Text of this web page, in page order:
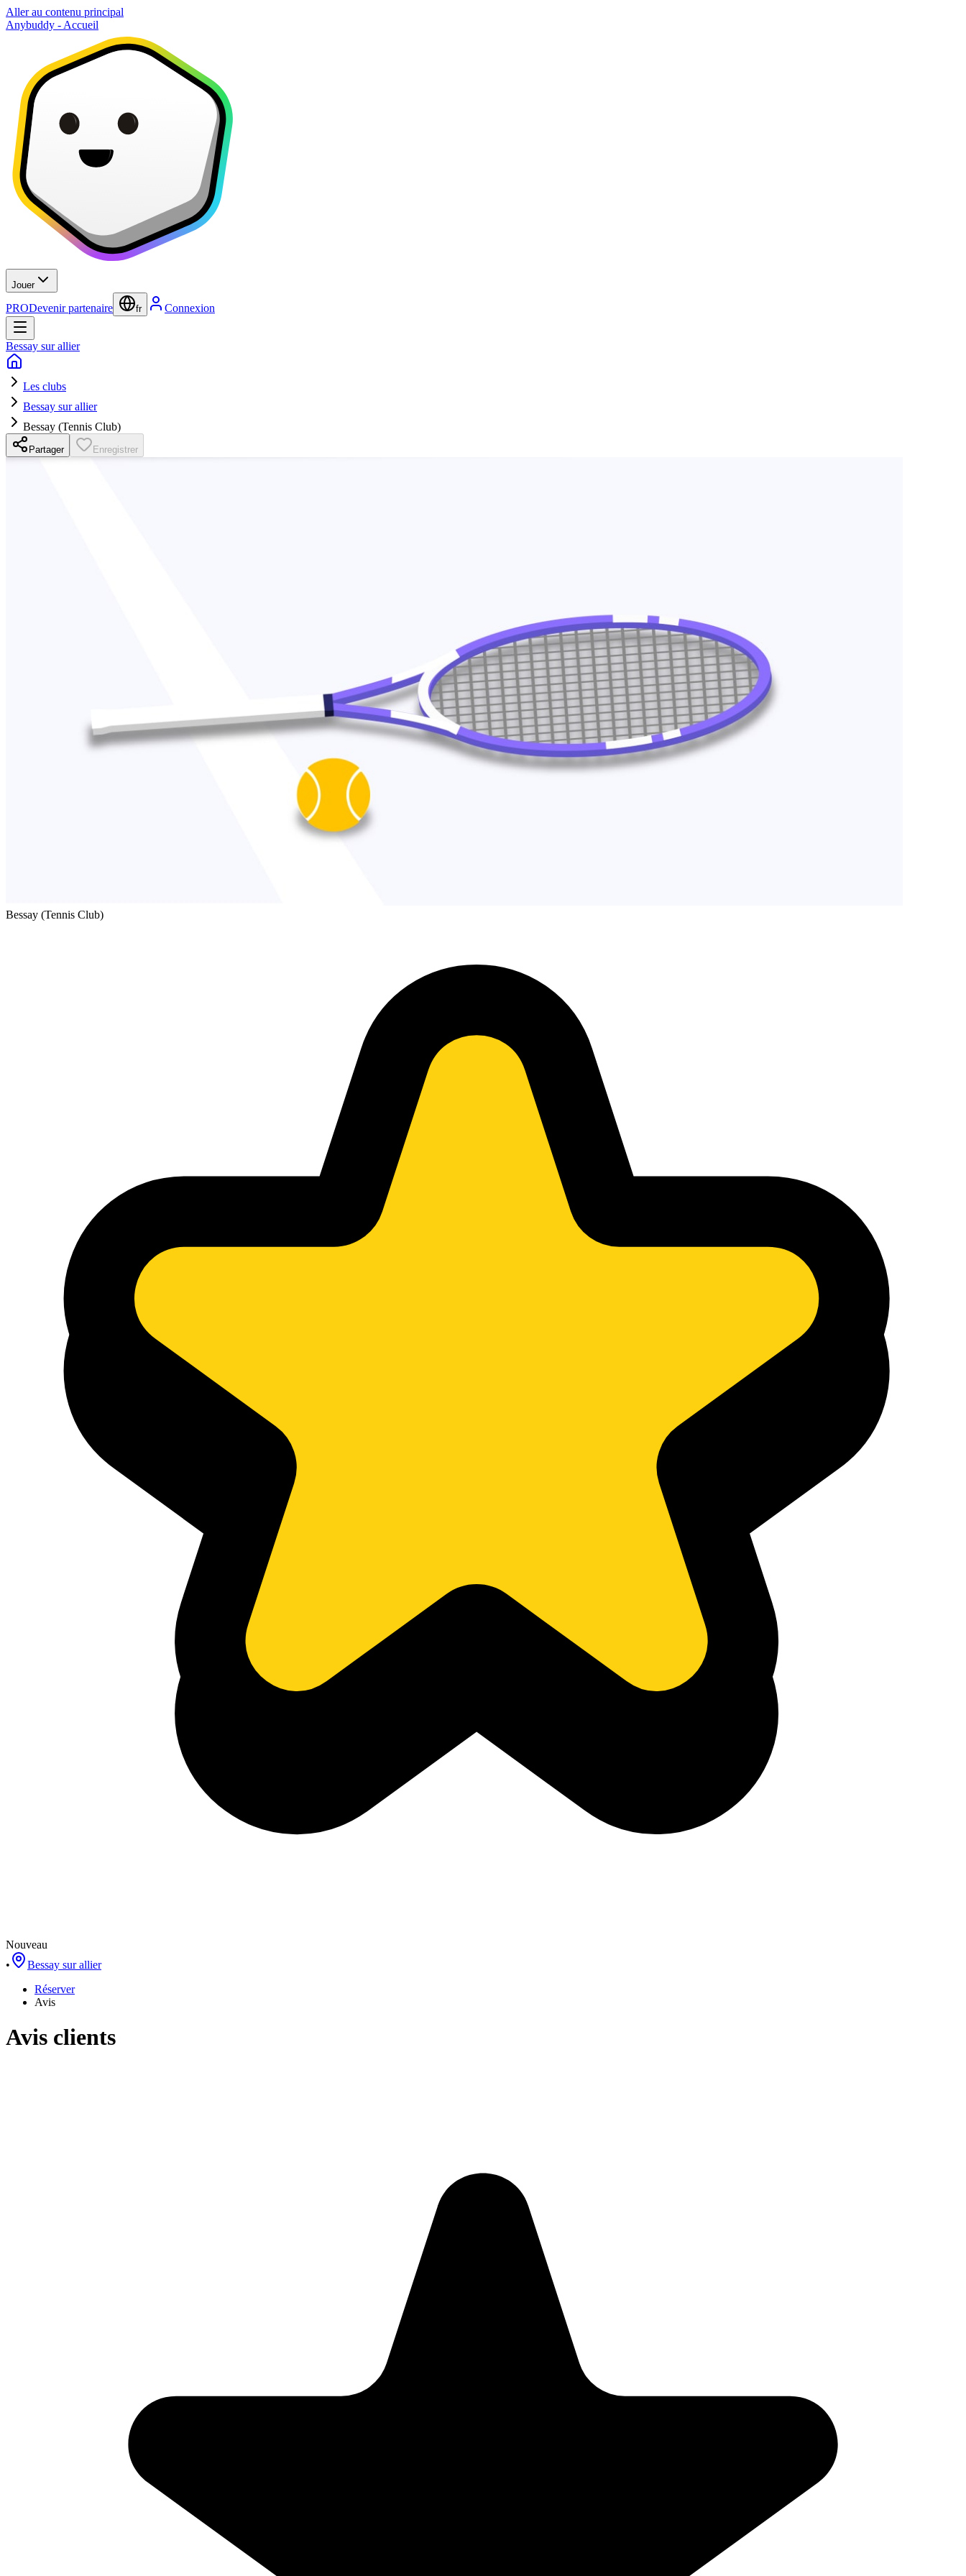
Aller au contenu principal
Anybuddy - Accueil
Jouer
PRODevenir partenaire fr Connexion
Bessay sur allier
Les clubs
Bessay sur allier
Bessay (Tennis Club)
Partager Enregistrer
Bessay (Tennis Club)
Nouveau
•
Bessay sur allier
Réserver
Avis
Avis clients